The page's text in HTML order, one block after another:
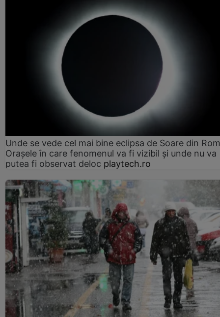
Unde se vede cel mai bine eclipsa de Soare din
Orașele în care fenomenul va fi vizibil și unde nu va
putea fi observat deloc playtech.ro